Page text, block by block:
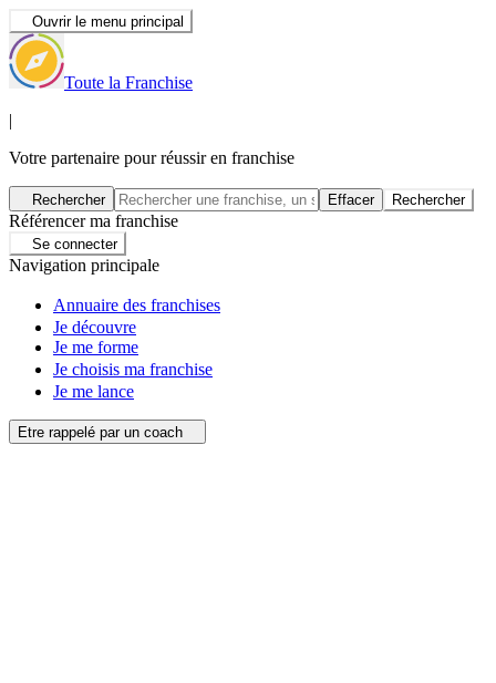
Ouvrir le menu principal
Toute la Franchise
|
Votre partenaire pour réussir en franchise
Rechercher Effacer Rechercher
Référencer ma franchise
Se connecter
Navigation principale
Annuaire des franchises
Je découvre
Je me forme
Je choisis ma franchise
Je me lance
Etre rappelé par un coach